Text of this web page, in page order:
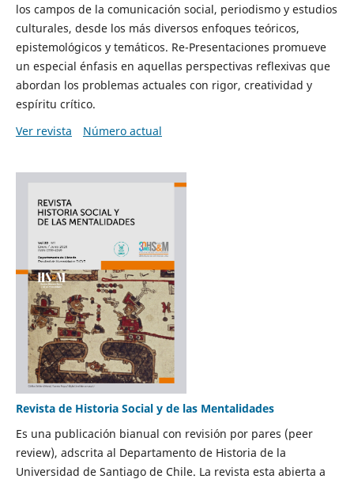
los campos de la comunicación social, periodismo y estudios
culturales, desde los más diversos enfoques teóricos,
epistemológicos y temáticos. Re-Presentaciones promueve
un especial énfasis en aquellas perspectivas reflexivas que
abordan los problemas actuales con rigor, creatividad y
espíritu crítico.
Ver revista
Número actual
Revista de Historia Social y de las Mentalidades
Es una publicación bianual con revisión por pares (peer
review), adscrita al Departamento de Historia de la
Universidad de Santiago de Chile. La revista esta abierta a